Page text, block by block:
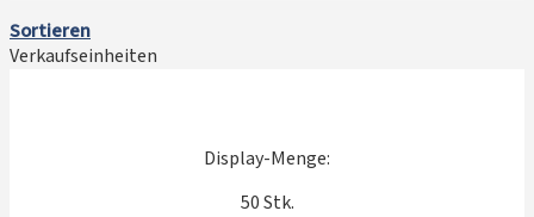
Sortieren
Verkaufseinheiten
Display-Menge:
50 Stk.